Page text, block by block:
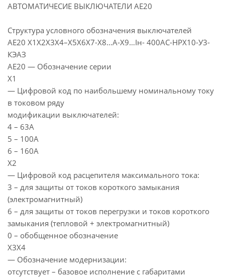
АВТОМАТИЧЕСИЕ ВЫКЛЮЧАТЕЛИ АЕ20
Структура условного обозначения выключателей
АЕ20 Х1Х2Х3Х4–Х5Х6Х7-Х8…А-Х9…Iн- 400АС-НРХ10-У3-
КЭАЗ
АЕ20 — Обозначение серии
Х1
— Цифровой код по наибольшему номинальному току
в токовом ряду
модификации выключателей:
4 – 63А
5 – 100А
6 – 160А
Х2
— Цифровой код расцепителя максимального тока:
3 – для защиты от токов короткого замыкания
(электромагнитный)
6 – для защиты от токов перегрузки и токов короткого
замыкания (тепловой + электромагнитный)
0 – обобщенное обозначение
Х3Х4
— Обозначение модернизации:
отсутствует – базовое исполнение с габаритами